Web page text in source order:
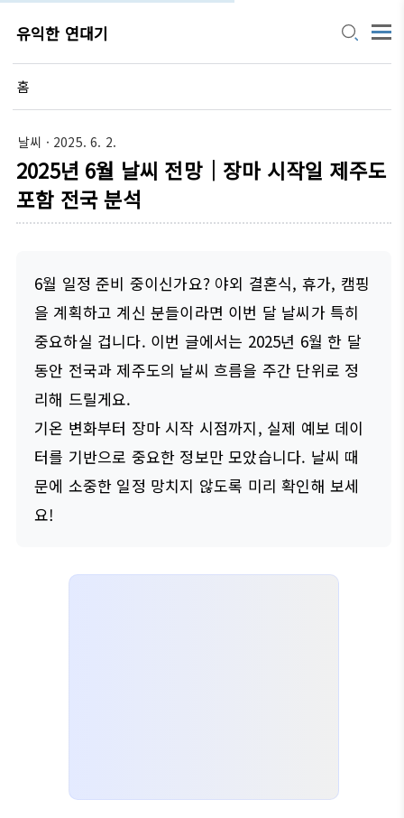
유익한 연대기
홈
날씨 · 2025. 6. 2.
2025년 6월 날씨 전망｜장마 시작일 제주도
포함 전국 분석
6월 일정 준비 중이신가요? 야외 결혼식, 휴가, 캠핑
을 계획하고 계신 분들이라면 이번 달 날씨가 특히
중요하실 겁니다. 이번 글에서는 2025년 6월 한 달
동안 전국과 제주도의 날씨 흐름을 주간 단위로 정
리해 드릴게요.
기온 변화부터 장마 시작 시점까지, 실제 예보 데이
터를 기반으로 중요한 정보만 모았습니다. 날씨 때
문에 소중한 일정 망치지 않도록 미리 확인해 보세
요!